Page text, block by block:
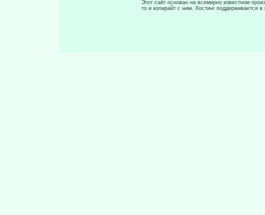
Этот сайт основан на всемирно известном
то и копирайт с ним. Хостинг поддерживается